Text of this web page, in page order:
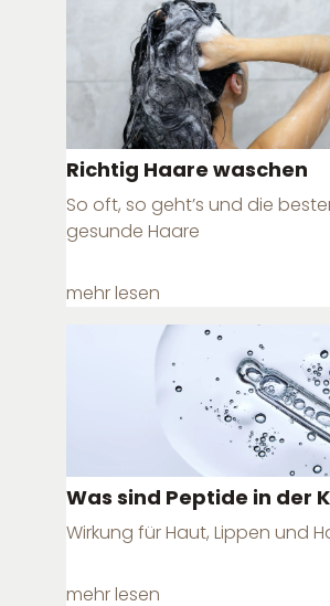
Richtig Haare waschen
So oft, so geht’s und die
gesunde Haare
mehr lesen
Was sind Peptide in der
Wirkung für Haut, Lippen und
mehr lesen